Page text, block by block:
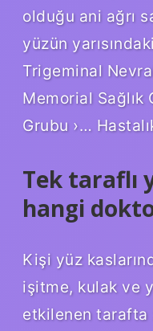
olduğu ani ağrı
yüzün
Trigeminal
Memorial Sağlık
Grubu ›…
Tek taraflı
hangi
Kişi yüz
işitme, kulak ve
etkilenen tarafta